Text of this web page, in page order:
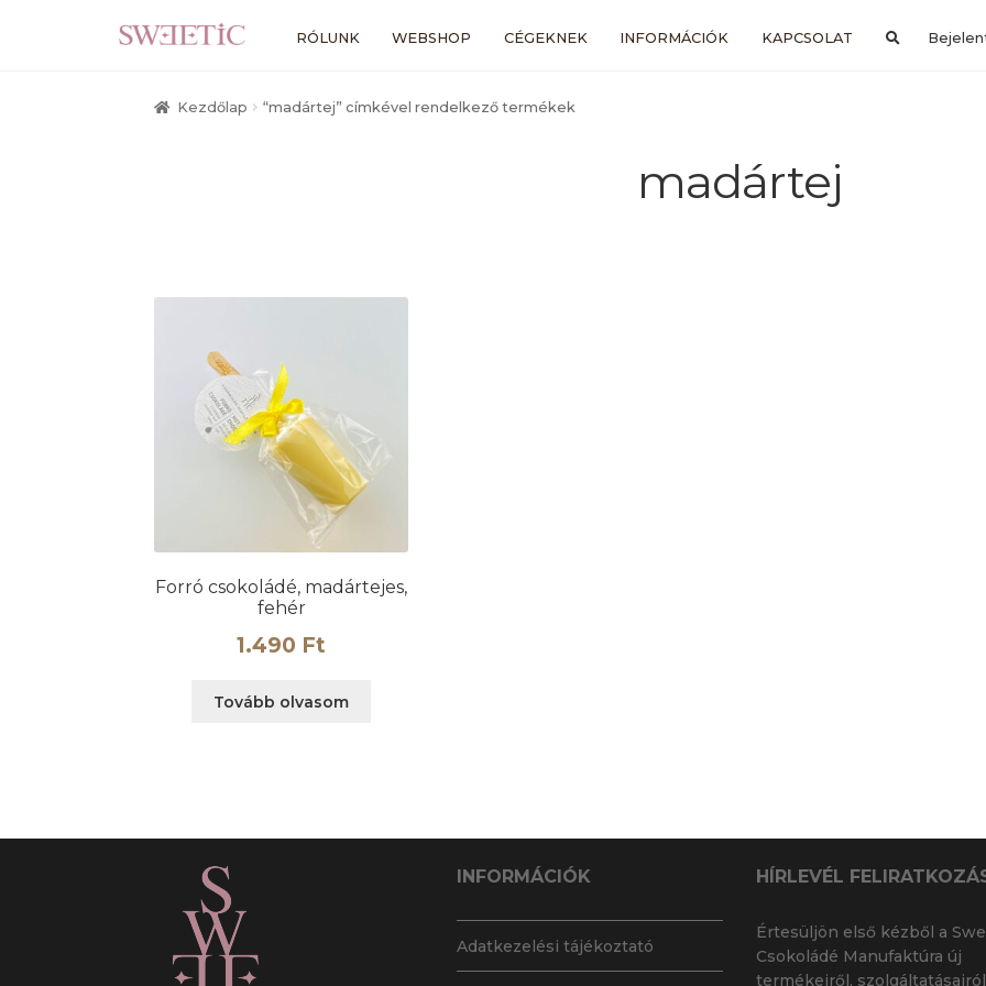
a
a
RÓLUNK WEBSHOP CÉGEKNEK INFORMÁCIÓK KAPCSOLAT
Kezdőlap “madártej” címkével rendelkező termékek
madártej
Forró csokoládé, madártejes,
fehér
1.490 Ft
Tovább olvasom
INFORMÁCIÓK
Adatkezelési tájékoztató
HÍRLEVÉL
Értesüljön első kézből a
Csokoládé Manufaktúra új
termékeiről,